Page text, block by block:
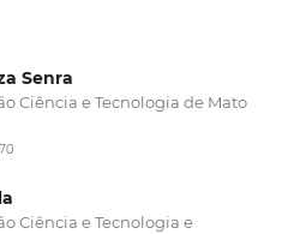
Senra
Ciência e Tecnologia de Mato
Ciência e Tecnologia e